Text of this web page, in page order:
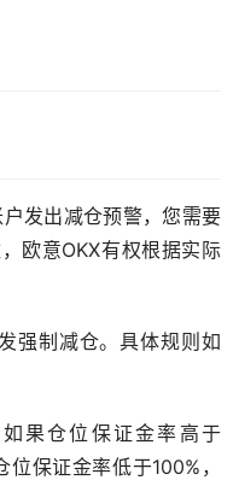
发出减仓预警，您需要
欧意OKX有权根据实际
强制减仓。具体规则如
果仓位保证金率高于
保证金率低于100%，